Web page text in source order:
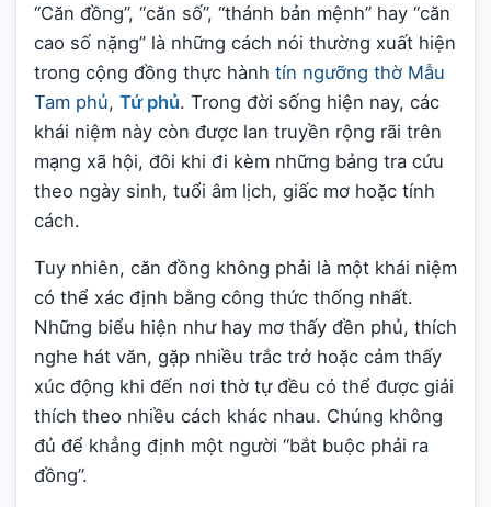
“Căn đồng”, “căn số”, “thánh bản mệnh” hay “căn
cao số nặng” là những cách nói thường xuất hiện
trong cộng đồng thực hành tín ngưỡng thờ Mẫu
Tam phủ, Tứ phủ. Trong đời sống hiện nay, các
khái niệm này còn được lan truyền rộng rãi trên
mạng xã hội, đôi khi đi kèm những bảng tra cứu
theo ngày sinh, tuổi âm lịch, giấc mơ hoặc tính
cách.
Tuy nhiên, căn đồng không phải là một khái niệm
có thể xác định bằng công thức thống nhất.
Những biểu hiện như hay mơ thấy đền phủ, thích
nghe hát văn, gặp nhiều trắc trở hoặc cảm thấy
xúc động khi đến nơi thờ tự đều có thể được giải
thích theo nhiều cách khác nhau. Chúng không
đủ để khẳng định một người “bắt buộc phải ra
đồng”.